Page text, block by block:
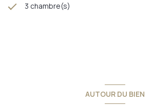
3 chambre(s)
AUTOUR DU BIEN